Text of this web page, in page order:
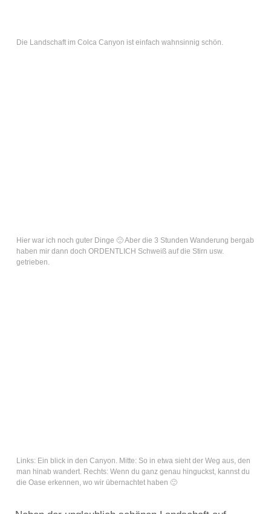
Die Landschaft im Colca Canyon ist einfach wahnsinnig schön.
Hier war ich noch guter Dinge 🙂 Aber die 3 Stunden Wanderung bergab
haben mir dann doch ORDENTLICH Schweiß auf die Stirn usw.
getrieben.
Links: Ein blick in den Canyon. Mitte: So in etwa sieht der Weg aus, den
man hinab wandert. Rechts: Wenn du ganz genau hinguckst, kannst du
die Oase erkennen, wo wir übernachtet haben 🙂